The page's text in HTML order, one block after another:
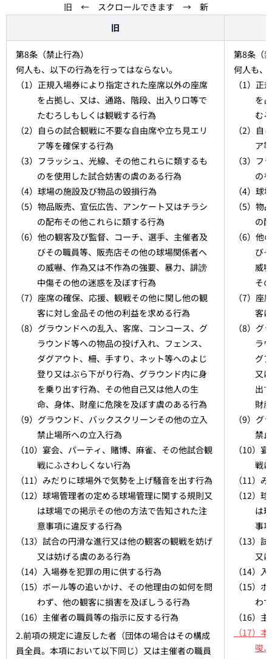
旧 ← スクロールできます → 新
旧
第8条（禁止行為）
何人も、以下の行為を行ってはならない。
（1）正規入場券により指定された座席以外の座席
を占拠し、又は、通路、階段、出入り口等で
たむろしもしくは観戦する行為
（2）自らの試合観戦に不要な自由席や立ち見エリ
ア等を確保する行為
（3）フラッシュ、光線、その他これらに類するも
のを使用した試合妨害の虞のある行為
（4）球場の施設及び物品の毀損行為
（5）物品販売、宣伝広告、アンケート又はチラシ
の配布その他これらに類する行為
（6）他の観客及び監督、コーチ、選手、主催者及
びその職員等、販売店その他の球場関係者へ
の威嚇、作為又は不作為の強要、暴力、誹謗
中傷その他の迷惑を及ぼす行為
（7）座席の確保、応援、観戦その他に関し他の観
客に対し金品その他の利益を求める行為
（8）グラウンドへの乱入、客席、コンコース、グ
ラウンド等への物品の投げ入れ、フェンス、
ダグアウト、柵、手すり、ネット等へのよじ
登り又はぶら下がり行為、グラウンド内に身
を乗り出す行為、その他自己又は他人の生
命、身体、財産に危険を及ぼす虞のある行為
（9）グラウンド、バックスクリーンその他の立入
禁止場所への立入行為
（10）宴会、パーティ、賭博、麻雀、その他試合観
戦にふさわしくない行為
（11）みだりに球場外で気勢を上げ騒音を出す行為
（12）球場管理者の定める球場管理に関する規則又
は球場での掲示その他の方法で告知された注
意事項に違反する行為
（13）試合の円滑な進行又は他の観客の観戦を妨げ
又は妨げる虞のある行為
（14）入場券を犯罪の用に供する行為
（15）ボール等の追いかけ、その他理由の如何を問
わず、他の観客に損害を及ぼしうる行為
（16）主催者の職員等の指示に反する行為
2.前項の規定に違反した者（団体の場合はその構成
員全員。本項において以下同じ）又は主催者の職員
第8条（
何人も、
（1）正
を
む
（2）自
ア
（3）フ
の
（4）球
（5）物
の
（6）他
び
威
そ
（7）座
客
（8）グ
ラ
グ
又
出
財
（9）グ
禁
（10）
戦
（11）
（12）
は
事
（13）
又
（14）
（15）
わ
（16）
（17）
唆